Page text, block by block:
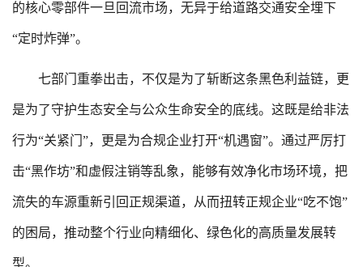
的核心零部件一旦回流市场，无异于给道路交通安全埋下
“定时炸弹”。
七部门重拳出击，不仅是为了斩断这条黑色利益链，更
是为了守护生态安全与公众生命安全的底线。这既是给非法
行为“关紧门”，更是为合规企业打开“机遇窗”。通过严厉打
击“黑作坊”和虚假注销等乱象，能够有效净化市场环境，把
流失的车源重新引回正规渠道，从而扭转正规企业“吃不饱”
的困局，推动整个行业向精细化、绿色化的高质量发展转
型。